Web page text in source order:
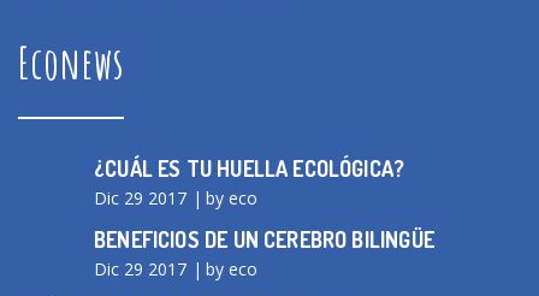
Econews
¿CUÁL ES TU HUELLA ECOLÓGICA?
Dic 29 2017 by eco
BENEFICIOS DE UN CEREBRO BILINGÜE
Dic 29 2017 by eco